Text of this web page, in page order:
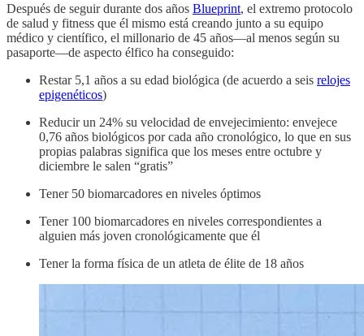
Después de seguir durante dos años Blueprint, el extremo protocolo
de salud y fitness que él mismo está creando junto a su equipo
médico y científico, el millonario de 45 años—al menos según su
pasaporte—de aspecto élfico ha conseguido:
Restar 5,1 años a su edad biológica (de acuerdo a seis relojes
epigenéticos)
Reducir un 24% su velocidad de envejecimiento: envejece
0,76 años biológicos por cada año cronológico, lo que en sus
propias palabras significa que los meses entre octubre y
diciembre le salen “gratis”
Tener 50 biomarcadores en niveles óptimos
Tener 100 biomarcadores en niveles correspondientes a
alguien más joven cronológicamente que él
Tener la forma física de un atleta de élite de 18 años